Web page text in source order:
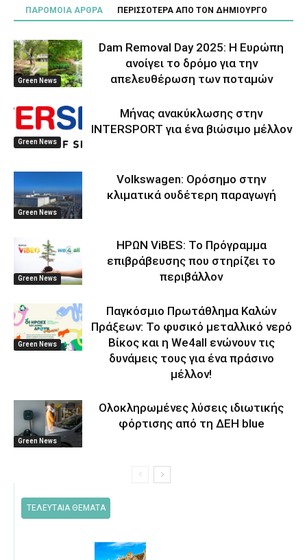
ΠΑΡΟΜΟΙΑ ΑΡΘΡΑ ΠΕΡΙΣΣΟΤΕΡΑ ΑΠΟ ΤΟΝ ΔΗΜΙΟΥΡΓΟ
Green News
Dam Removal Day 2025: Η Ευρώπη
ανοίγει το δρόμο για την
απελευθέρωση των ποταμών
Green News
Μήνας ανακύκλωσης στην
INTERSPORT για ένα βιώσιμο μέλλον
Green News
Volkswagen: Ορόσημο στην
κλιματικά ουδέτερη παραγωγή
Green News
ΗΡΩΝ ViBES: Το Πρόγραμμα
επιβράβευσης που στηρίζει το
περιβάλλον
Green News
Παγκόσμιο Πρωτάθλημα Καλών
Πράξεων: Το φυσικό μεταλλικό νερό
Βίκος και η We4all ενώνουν τις
δυνάμεις τους για ένα πράσινο
μέλλον!
Green News
Ολοκληρωμένες λύσεις ιδιωτικής
φόρτισης από τη ΔΕΗ blue
ΤΕΛΕΥΤΑΙΑ ΘΕΜΑΤΑ